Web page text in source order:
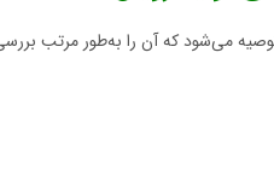
می‌شود که آن را به‌طور مرتب